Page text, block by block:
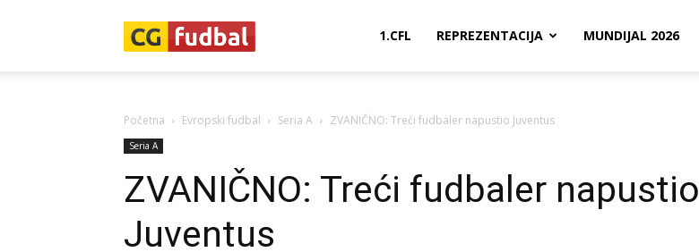
1.CFL REPREZENTACIJA MUNDIJAL 2026
Početna Evropski fudbal Seria A ZVANIČNO: Treći fudbaler napustio Juventus
Seria A
ZVANIČNO: Treći fudbaler napustio
Juventus